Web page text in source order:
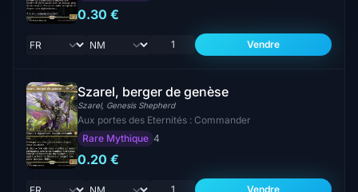
0.30 €
Vendre
Szarel, berger de genèse
Szarel, Genesis Shepherd
Aux portes des Eternités : Commander
Rare Mythique 4
0.20 €
Vendre